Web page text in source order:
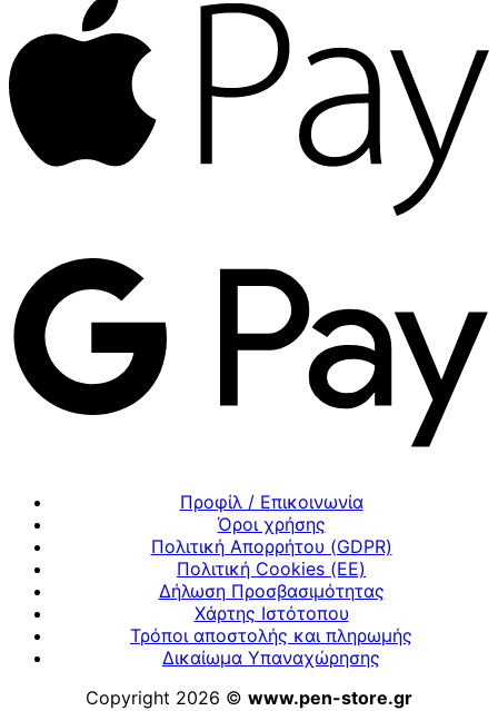
Προφίλ / Επικοινωνία
Όροι χρήσης
Πολιτική Απορρήτου (GDPR)
Πολιτική Cookies (ΕΕ)
Δήλωση Προσβασιμότητας
Χάρτης Ιστότοπου
Τρόποι αποστολής και πληρωμής
Δικαίωμα Υπαναχώρησης
Copyright 2026 © www.pen-store.gr